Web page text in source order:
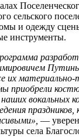
сельского
и одежду
инструменты.
их материально-
приобрели
вокальных
—
села